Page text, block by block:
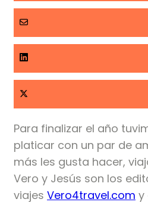
Para finalizar el año
platicar con un par de
más les gusta hacer,
Vero y Jesús son los
viajes Vero4travel.com y